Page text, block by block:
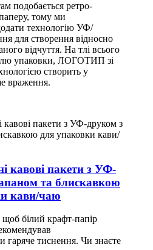
подобається ретро-
тому ми
технологію УФ/
для створення відносно
відчуття. На тлі всього
упаковки, ЛОГОТИП зі
створить у
враження.
кавові пакети з УФ-
та блискавкою
кави/чаю
білий крафт-папір
гаряче тиснення. Чи знаєте